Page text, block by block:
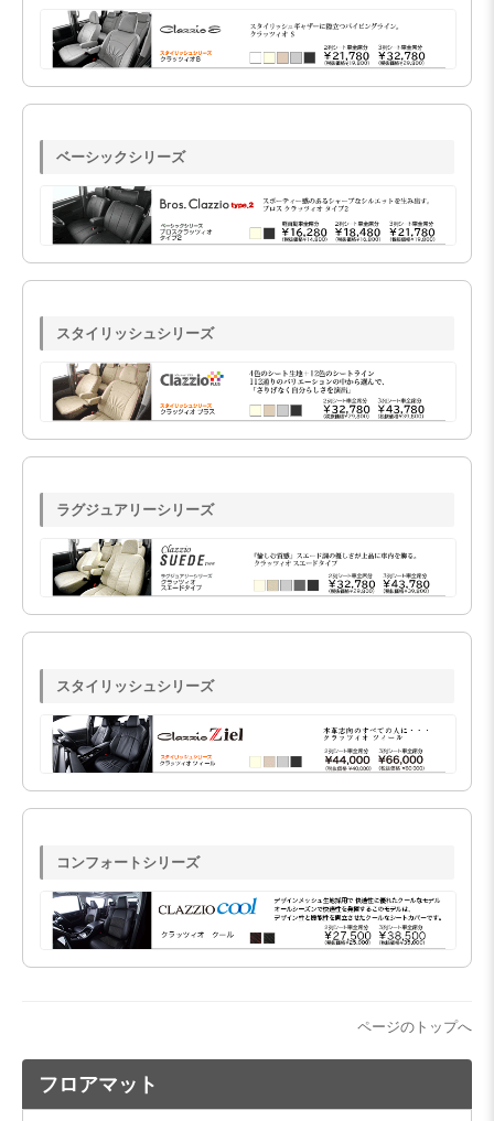
ベーシックシリーズ
スタイリッシュシリーズ
ラグジュアリーシリーズ
スタイリッシュシリーズ
コンフォートシリーズ
ページのトップへ
フロアマット